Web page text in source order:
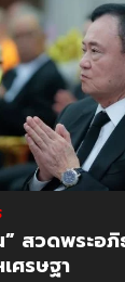
สวดพระอ
ศรษฐา